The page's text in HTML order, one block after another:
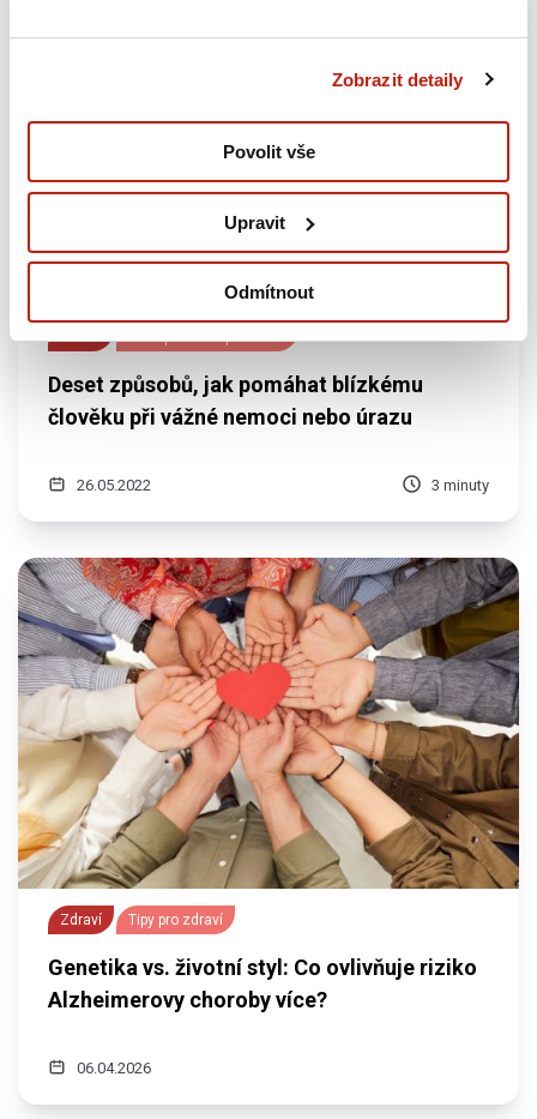
Zobrazit detaily
Povolit vše
Upravit
Odmítnout
Zdraví První pomoc a prevence
Deset způsobů, jak pomáhat blízkému
člověku při vážné nemoci nebo úrazu
26.05.2022 3 minuty
Zdraví Tipy pro zdraví
Genetika vs. životní styl: Co ovlivňuje riziko
Alzheimerovy choroby více?
06.04.2026